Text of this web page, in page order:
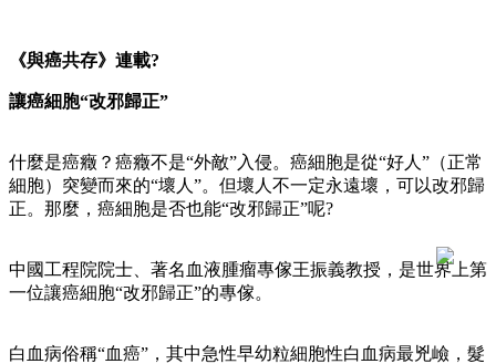
《與癌共存》連載?
讓癌細胞“改邪歸正”
什麼是癌癥？癌癥不是“外敵”入侵。癌細胞是從“好人”（正常
細胞）突變而來的“壞人”。但壞人不一定永遠壞，可以改邪歸
正。那麼，癌細胞是否也能“改邪歸正”呢?
中國工程院院士、著名血液腫瘤專傢王振義教授，是世界上第
一位讓癌細胞“改邪歸正”的專傢。
白血病俗稱“血癌”，其中急性早幼粒細胞性白血病最兇嶮，髮